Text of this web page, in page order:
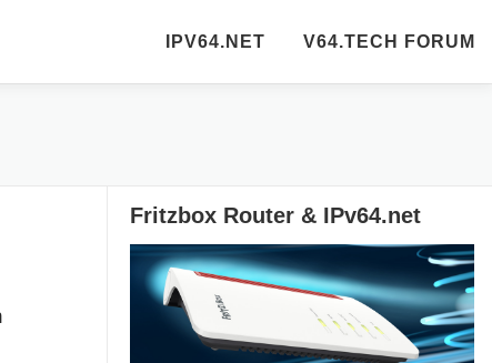
IPV64.NET V64.TECH FORUM
Fritzbox Router & IPv64.net